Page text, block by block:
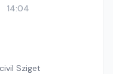
14:04
Sziget